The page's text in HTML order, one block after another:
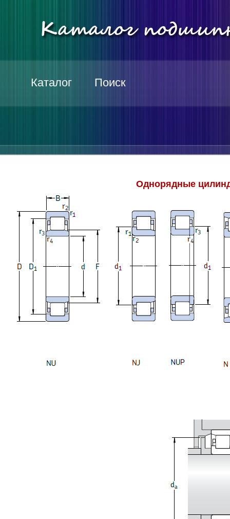
Каталог Поиск
Однорядные